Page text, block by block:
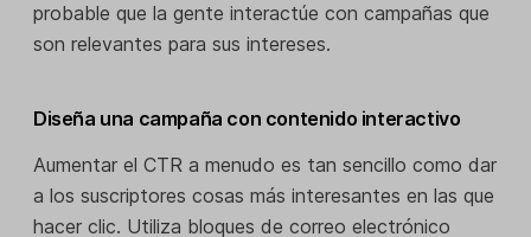
probable que la gente interactúe con campañas que
son relevantes para sus intereses.
Diseña una campaña con contenido interactivo
Aumentar el CTR a menudo es tan sencillo como dar
a los suscriptores cosas más interesantes en las que
hacer clic. Utiliza bloques de correo electrónico